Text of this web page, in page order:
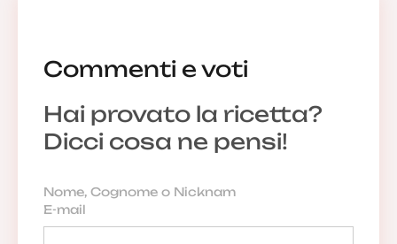
Commenti e voti
Hai provato la ricetta?
Dicci cosa ne pensi!